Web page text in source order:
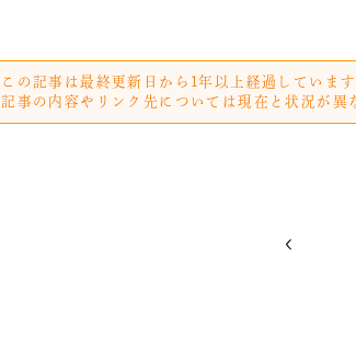
この記事は最終更新日から1年以上経過しています
記事の内容やリンク先については現在と状況が異